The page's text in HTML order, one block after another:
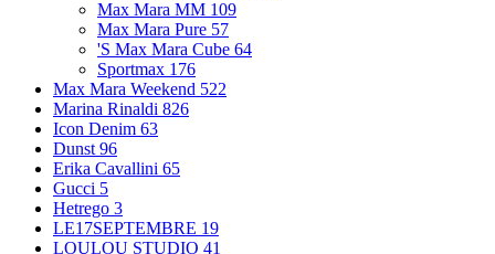
Max Mara MM 109
Max Mara Pure 57
'S Max Mara Cube 64
Sportmax 176
Max Mara Weekend 522
Marina Rinaldi 826
Icon Denim 63
Dunst 96
Erika Cavallini 65
Gucci 5
Hetrego 3
LE17SEPTEMBRE 19
LOULOU STUDIO 41